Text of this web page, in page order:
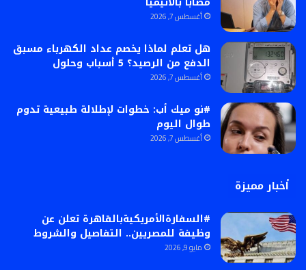
أغسطس 7, 2026
هل تعلم لماذا يخصم عداد الكهرباء مسبق
الدفع من الرصيد؟ 5 أسباب وحلول
أغسطس 7, 2026
#نو ميك أب: خطوات لإطلالة طبيعية تدوم
طوال اليوم
أغسطس 7, 2026
أخبار مميزة
#السفارةالأمريكيةبالقاهرة تعلن عن
وظيفة للمصريين.. التفاصيل والشروط
مايو 9, 2026